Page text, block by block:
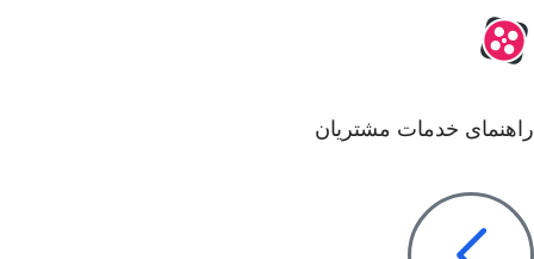
راهنمای خدمات مشتریان